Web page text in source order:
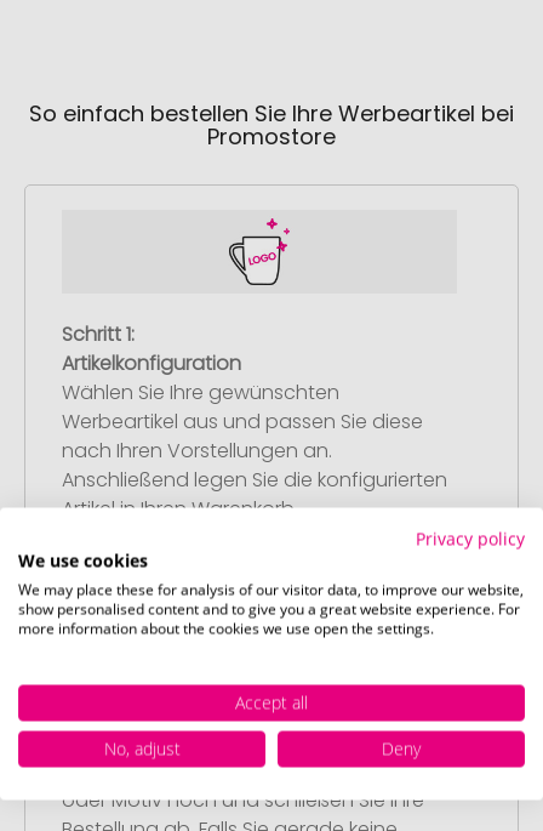
So einfach bestellen Sie Ihre Werbeartikel bei
Promostore
Schritt 1:
Artikelkonfiguration
Wählen Sie Ihre gewünschten
Werbeartikel aus und passen Sie diese
nach Ihren Vorstellungen an.
Anschließend legen Sie die konfigurierten
Artikel in Ihren Warenkorb.
Upload Ihres Logos oder Motivs
Laden Sie auf unserer
Bestellabschlussseite (Checkout) Ihr Logo
oder Motiv hoch und schließen Sie Ihre
Privacy policy
We use cookies
We may place these for analysis of our visitor data, to improve our website,
show personalised content and to give you a great website experience. For
more information about the cookies we use open the settings.
Accept all
No, adjust
Deny